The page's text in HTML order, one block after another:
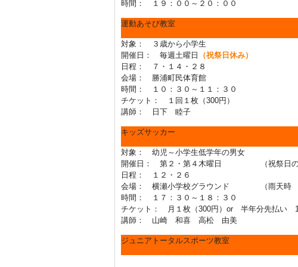
時間： １９：００～２０：００
運動あそび教室
対象： ３歳から小学生
開催日： 毎週土曜日
（祝祭日休み）
日程： ７・１４・２８
会場： 勝浦町民体育館
時間： １０：３０～１１：３０
チケット： １回１枚（300円）
講師： 日下 睦子
キッズサッカー
対象： 幼児～小学生低学年の男女
開催日： 第２・第４木曜日 （祝祭日の場
日程： １２・２６
会場： 横瀬小学校グラウンド （雨天時 勝
時間： １７：３０～１８：３０
チケット： 月１枚（300円）or 半年分先払い
講師： 山崎 和喜 高松 由美
ジュニアトータルスポーツ教室